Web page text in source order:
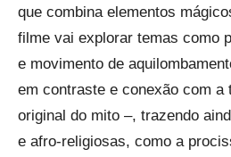
que combina elementos
filme vai explorar temas como
e movimento de
em contraste e conexão com a
original do mito –, trazendo
e afro-religiosas, como a